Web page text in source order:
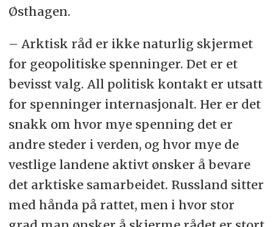
Østhagen.
– Arktisk råd er ikke naturlig skjermet
for geopolitiske spenninger. Det er et
bevisst valg. All politisk kontakt er utsatt
for spenninger internasjonalt. Her er det
snakk om hvor mye spenning det er
andre steder i verden, og hvor mye de
vestlige landene aktivt ønsker å bevare
det arktiske samarbeidet. Russland sitter
med hånda på rattet, men i hvor stor